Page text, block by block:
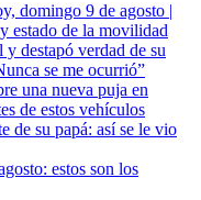
domingo 9 de agosto |
estado de la movilidad
destapó verdad de su
se me ocurrió”
una nueva puja en
de estos vehículos
de su papá: así se le vio
estos son los